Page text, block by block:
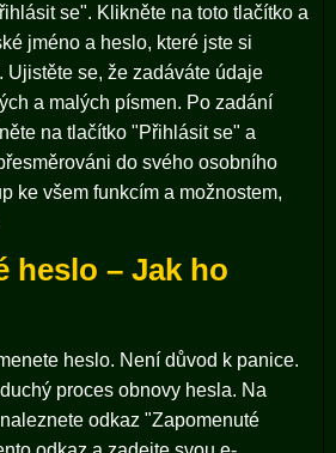
se". Klikněte na toto tlačítko a
jméno a heslo, které jste si
Ujistěte se, že zadáváte údaje
a malých písmen. Po zadání
na tlačítko "Přihlásit se" a
do svého osobního
ke všem funkcím a možnostem,
heslo – Jak ho
heslo. Není důvod k panice.
proces obnovy hesla. Na
odkaz "Zapomenuté